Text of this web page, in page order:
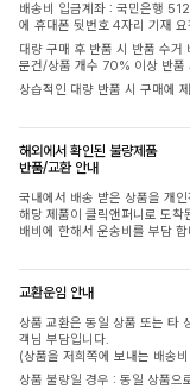
배송비 입금계좌 : 국민은행
에 휴대폰 뒷번호 4자리 기재 요
대량 구매 후 반품 시 반품 수
문건/상품 개수 70% 이상 반품
상습적인 대량 반품 시 구매에
해외에서 확인된 불량제품
반품/교환 안내
국내에서 배송 받은 상품을 개
해당 제품이 클릭앤퍼니로 도
배비에 한해서 운송비를 부담
교환운임 안내
상품 교환은 동일 상품 또는 타
객님 부담입니다.
(상품을 저희쪽에 보내는 배
상품 불량일 경우 : 동일 상품으